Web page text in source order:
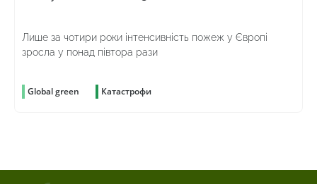
Лише за чотири роки інтенсивність пожеж у Європі
зросла у понад півтора рази
Global green Катастрофи